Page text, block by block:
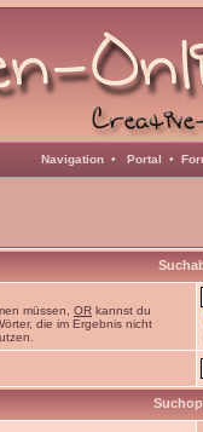
Navigation • Portal •
müssen, OR kannst du
die im Ergebnis nicht